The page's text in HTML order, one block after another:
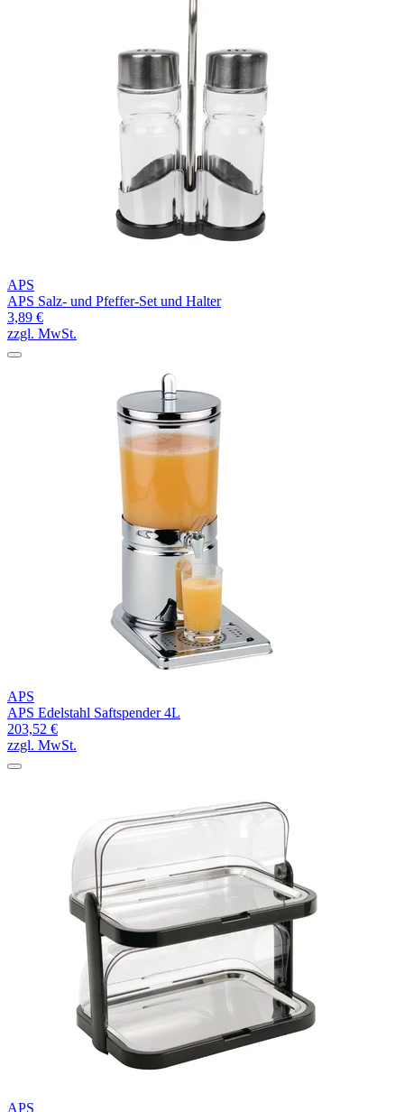
APS
APS Salz- und Pfeffer-Set und Halter
3,89 €
zzgl. MwSt.
APS
APS Edelstahl Saftspender 4L
203,52 €
zzgl. MwSt.
APS